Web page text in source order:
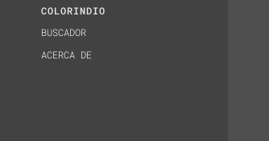
COLORINDIO
BUSCADOR
ACERCA DE